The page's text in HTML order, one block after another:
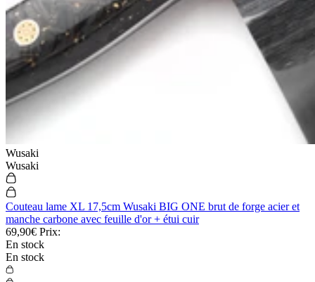
Wusaki
Wusaki
Couteau lame XL 17,5cm Wusaki BIG ONE brut de forge acier et
manche carbone avec feuille d'or + étui cuir
69,90€ Prix:
En stock
En stock